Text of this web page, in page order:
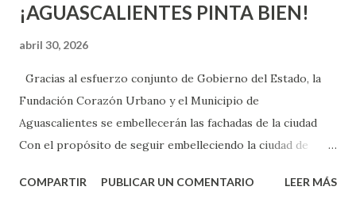
¡AGUASCALIENTES PINTA BIEN!
abril 30, 2026
Gracias al esfuerzo conjunto de Gobierno del Estado, la
Fundación Corazón Urbano y el Municipio de
Aguascalientes se embellecerán las fachadas de la ciudad
Con el propósito de seguir embelleciendo la ciudad de
municipal, Leo Montañez dio inicio al programa
COMPARTIR PUBLICAR UN COMENTARIO LEER MÁS